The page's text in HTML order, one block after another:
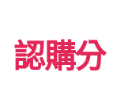
認購分